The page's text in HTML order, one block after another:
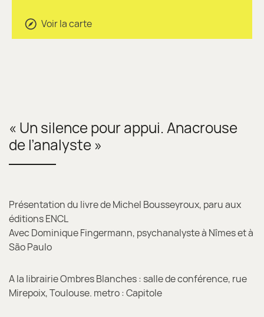
Voir la carte
« Un silence pour appui. Anacrouse
de l’analyste »
Présentation du livre de Michel Bousseyroux, paru aux
éditions ENCL
Avec Dominique Fingermann, psychanalyste à Nîmes et à
São Paulo
A la librairie Ombres Blanches : salle de conférence, rue
Mirepoix, Toulouse. metro : Capitole